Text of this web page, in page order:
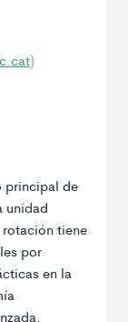
)
principal de
unidad
tiene
por
en la